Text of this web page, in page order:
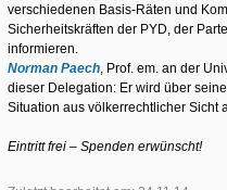
verschiedenen Basis-Räten und
Sicherheitskräften der PYD, der
informieren.
Norman Paech, Prof. em. an der
dieser Delegation: Er wird über
Situation aus völkerrechtlicher Sicht
Eintritt frei – Spenden erwünscht!